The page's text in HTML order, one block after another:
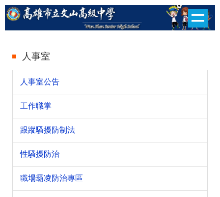
跳
要
內
區
人事室
人事室公告
工作職掌
跟蹤騷擾防制法
性騷擾防治
職場霸凌防治專區